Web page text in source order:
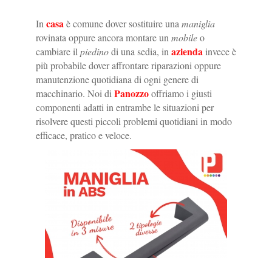
In casa è comune dover sostituire una maniglia
rovinata oppure ancora montare un mobileo
cambiare il piedinodi una sedia, in azienda invece è
più probabile dover affrontare riparazioni oppure
manutenzione quotidiana di ogni genere di
macchinario. Noi di Panozzooffriamo i giusti
componenti adatti in entrambe le situazioni per
risolvere questi piccoli problemi quotidiani in modo
efficace, pratico e veloce.